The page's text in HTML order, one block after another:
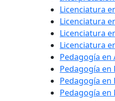
Licenciatura
Licenciatura
Licenciatura
Licenciatura
Pedagogía en
Pedagogía en
Pedagogía en
Pedagogía en